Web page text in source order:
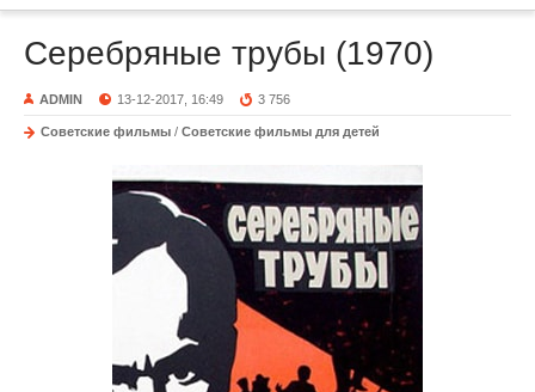
Серебряные трубы (1970)
ADMIN 13-12-2017, 16:49 3 756
Советские фильмы / Советские фильмы для детей